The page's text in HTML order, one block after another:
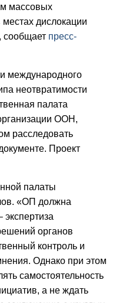
массовых
дислокации
сообщает пресс-
международного
неотвратимости
палата
ООН,
расследовать
Проект
палаты
«ОП должна
экспертиза
органов
контроль и
Однако при этом
самостоятельность
а не ждать